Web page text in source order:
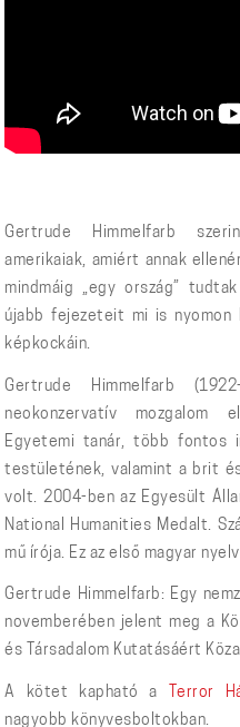
Gertrude Himmelfarb
amerikaiak, amiért annak
mindmáig „egy ország”
újabb fejezeteit mi is nyomon
képkockáin.
Gertrude Himmelfarb
neokonzervatív mozgalom
Egyetemi tanár, több fontos
testületének, valamint a brit
volt. 2004-ben az Egyesült
National Humanities Medalt.
mű írója. Ez az első magyar
Gertrude Himmelfarb: Egy
novemberében jelent meg a
és Társadalom Kutatásáért
A kötet kapható a Terror
nagyobb könyvesboltokban.